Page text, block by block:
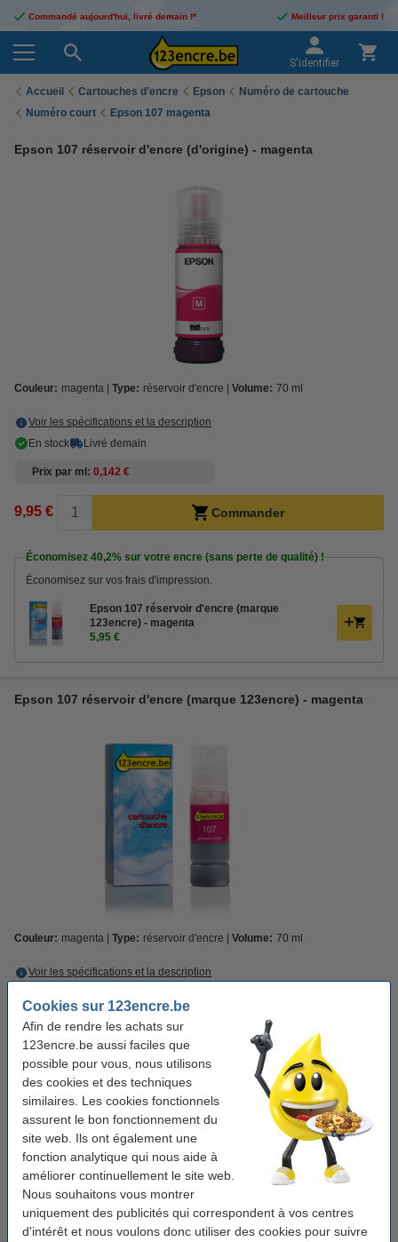
Cookies sur 123encre.be
Afin de rendre les achats sur
123encre.be aussi faciles que
possible pour vous, nous utilisons
des cookies et des techniques
similaires. Les cookies fonctionnels
assurent le bon fonctionnement du
site web. Ils ont également une
fonction analytique qui nous aide à
améliorer continuellement le site web.
Nous souhaitons vous montrer
uniquement des publicités qui correspondent à vos centres
d'intérêt et nous voulons donc utiliser des cookies pour suivre
Commandé aujourd'hui, livré demain !* Meilleur prix garanti !
S'identifier
Accueil Cartouches d'encre Epson
Numéro de cartouche
Numéro court
Epson 107 magenta
Epson 107 réservoir d'encre (d'origine) - magenta
Couleur: magenta Type: réservoir d'encre Volume: 70 ml
Voir les spécifications et la description
En stock
Livré demain
Prix par ml 0,142 €
9,95 € Commander
Économisez 40,2% sur votre encre (sans perte de qualité) !
Économisez sur vos frais d'impression.
Epson 107 réservoir d'encre (marque
123encre) - magenta
5,95 €
Epson 107 réservoir d'encre (marque 123encre) - magenta
Couleur: magenta Type: réservoir d'encre Volume: 70 ml
Voir les spécifications et la description
En stock
Livré demain
Prix par ml 0,085 €
5,95 € Commander
Bon plan : commandez le multipack
Epson offre : série 107 noir + 5 couleurs
(marque 123encre)
34,50 €